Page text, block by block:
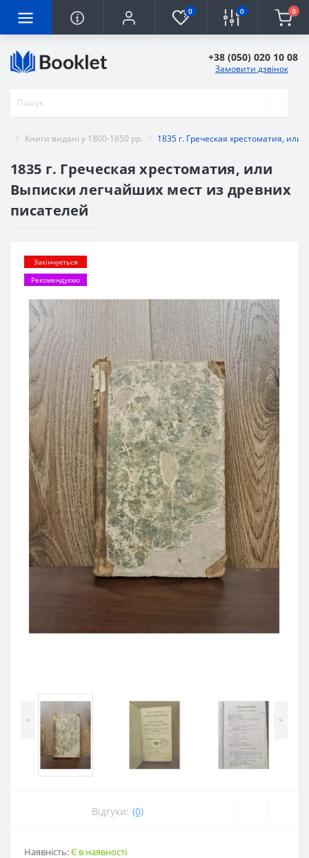
0 0 0
+38 (050) 020 10 08
Замовити дзвінок
Книги видані у 1800-1850 рр. 1835 г. Греческая хрестоматия,
1835 г. Греческая хрестоматия, или
Выписки легчайших мест из древних
писателей
Закінчується
Рекомендуємо
< >
Відгуки: (0)
Наявність:Є в наявності